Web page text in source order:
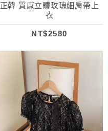
正韓 質感立體玫瑰細肩帶上
衣
NT$2580